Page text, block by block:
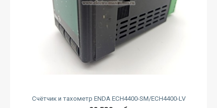
Счётчик и тахометр ENDA ECH4400-SM/ECH4400-LV